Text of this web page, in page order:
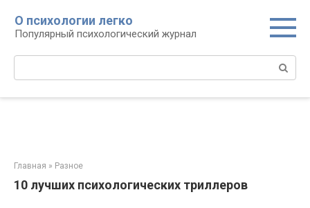
контенту
О психологии легко
Популярный психологический журнал
Главная » Разное
10 лучших психологических триллеров